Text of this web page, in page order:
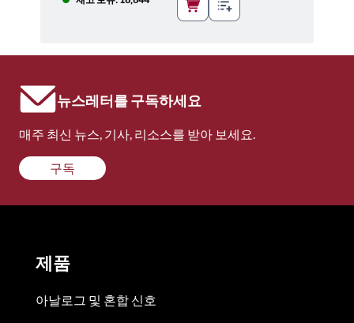
뉴스레터를 구독하세요
매주 최신 뉴스, 기사, 리소스를 받아 보세요.
구독
제품
아날로그 및 혼합 신호